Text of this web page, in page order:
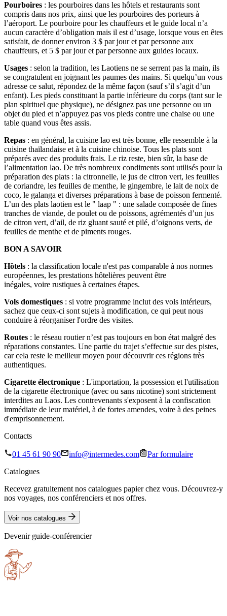
Pourboires : les pourboires dans les hôtels et restaurants sont
compris dans nos prix, ainsi que les pourboires des porteurs à
l’aéroport. Le pourboire pour les chauffeurs et le guide local n’a
aucun caractère d’obligation mais il est d’usage, lorsque vous en êtes
satisfait, de donner environ 3 $ par jour et par personne aux
chauffeurs, et 5 $ par jour et par personne aux guides locaux.
Usages : selon la tradition, les Laotiens ne se serrent pas la main, ils
se congratulent en joignant les paumes des mains. Si quelqu’un vous
adresse ce salut, répondez de la même façon (sauf s’il s’agit d’un
enfant). Les pieds constituant la partie inférieure du corps (tant sur le
plan spirituel que physique), ne désignez pas une personne ou un
objet du pied et n’appuyez pas vos pieds contre une chaise ou une
table quand vous êtes assis.
Repas : en général, la cuisine lao est très bonne, elle ressemble à la
cuisine thaïlandaise et à la cuisine chinoise. Tous les plats sont
préparés avec des produits frais. Le riz reste, bien sûr, la base de
l’alimentation lao. De très nombreux condiments sont utilisés pour la
préparation des plats : la citronnelle, le jus de citron vert, les feuilles
de coriandre, les feuilles de menthe, le gingembre, le lait de noix de
coco, le galanga et diverses préparations à base de poisson fermenté.
L’un des plats laotien est le " laap " : une salade composée de fines
tranches de viande, de poulet ou de poissons, agrémentés d’un jus
de citron vert, d’ail, de riz gluant sauté et pilé, d’oignons verts, de
feuilles de menthe et de piments rouges.
BON A SAVOIR
Hôtels : la classification locale n'est pas comparable à nos normes
européennes, les prestations hôtelières peuvent être
inégales, voire rustiques à certaines étapes.
Vols domestiques : si votre programme inclut des vols intérieurs,
sachez que ceux-ci sont sujets à modification, ce qui peut nous
conduire à réorganiser l'ordre des visites.
Routes : le réseau routier n’est pas toujours en bon état malgré des
réparations constantes. Une partie du trajet s’effectue sur des pistes,
car cela reste le meilleur moyen pour découvrir ces régions très
authentiques.
Cigarette électronique : L'importation, la possession et l'utilisation
de la cigarette électronique (avec ou sans nicotine) sont strictement
interdites au Laos. Les contrevenants s'exposent à la confiscation
immédiate de leur matériel, à de fortes amendes, voire à des peines
d'emprisonnement.
Contacts
01 45 61 90 90 info@intermedes.com
Par formulaire
Catalogues
Recevez gratuitement nos catalogues papier chez vous. Découvrez-y
nos voyages, nos conférenciers et nos offres.
Voir nos catalogues
Devenir guide-conférencier